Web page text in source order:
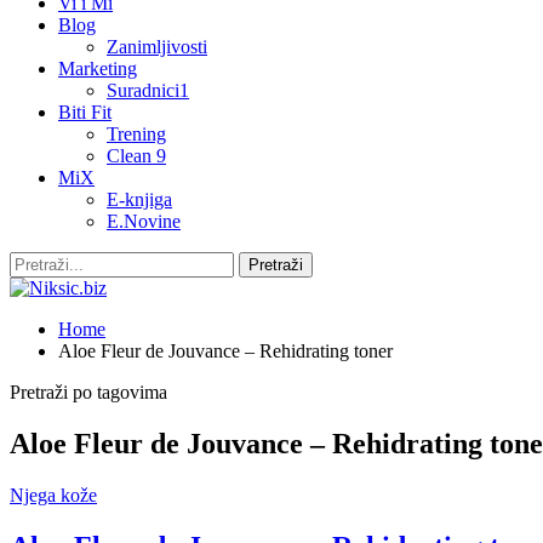
Blog
Zanimljivosti
Marketing
Suradnici1
Biti Fit
Trening
Clean 9
MiX
E-knjiga
E.Novine
Home
Aloe Fleur de Jouvance – Rehidrating toner
Pretraži po tagovima
Aloe Fleur de Jouvance – Rehidrating
Njega kože